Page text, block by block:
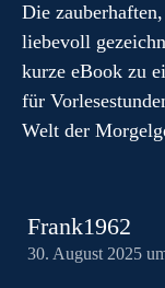
Die
liebevoll
kurze eBook zu
für
Welt der
Frank1962
30. August 2025